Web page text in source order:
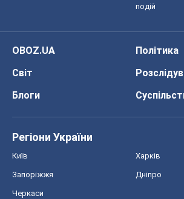
подій
OBOZ.UA
Політика
Світ
Блоги
Регіони України
Київ Харків
Запоріжжя Дніпро
Черкаси